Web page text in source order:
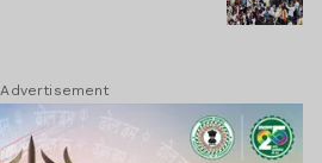
Advertisement